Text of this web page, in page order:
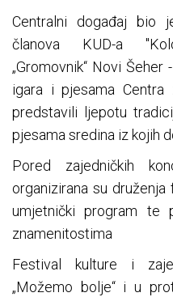
Centralni događaj bio
članova KUD-a
„Gromovnik“ Novi
igara i pjesama Centra
predstavili ljepotu
pjesama sredina iz kojih
Pored zajedničkih
organizirana su
umjetnički program te
znamenitostima
Festival kulture i
„Možemo bolje“ i u